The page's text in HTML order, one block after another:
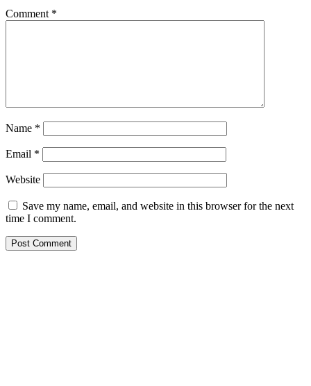
Comment *
Name *
Email *
Website
Save my name, email, and website in this browser for the next
time I comment.